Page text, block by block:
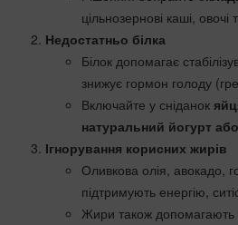
цільнозернові каші, овочі
Недостатньо білка
Білок допомагає
знижує гормон голоду
Включайте у сніданок
натуральний йогурт
Ігнорування корисних жирів
Оливкова олія, авокадо,
підтримують енергію,
Жири також допомагають